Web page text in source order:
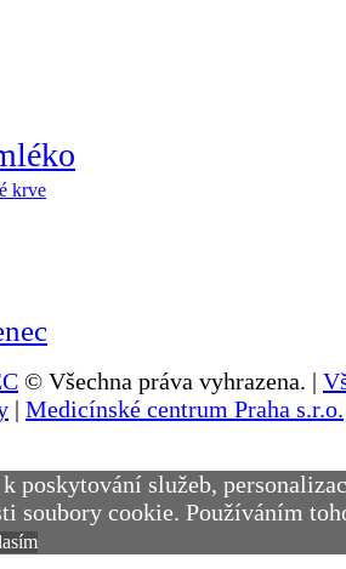
krve
© Všechna práva vyhrazena. |
| Medicínské centrum Praha s.r.o.
poskytování služeb,
soubory cookie. Používáním